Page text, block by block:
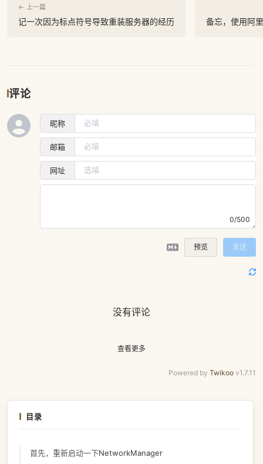
← 上一篇
记一次因为标点符号导致重装服务器的经历 备忘，使用阿
评论
昵称
邮箱
网址
0/500
预览 发送
没有评论
查看更多
Powered by Twikoo v1.7.11
目录
首先，重新启动一下NetworkManager